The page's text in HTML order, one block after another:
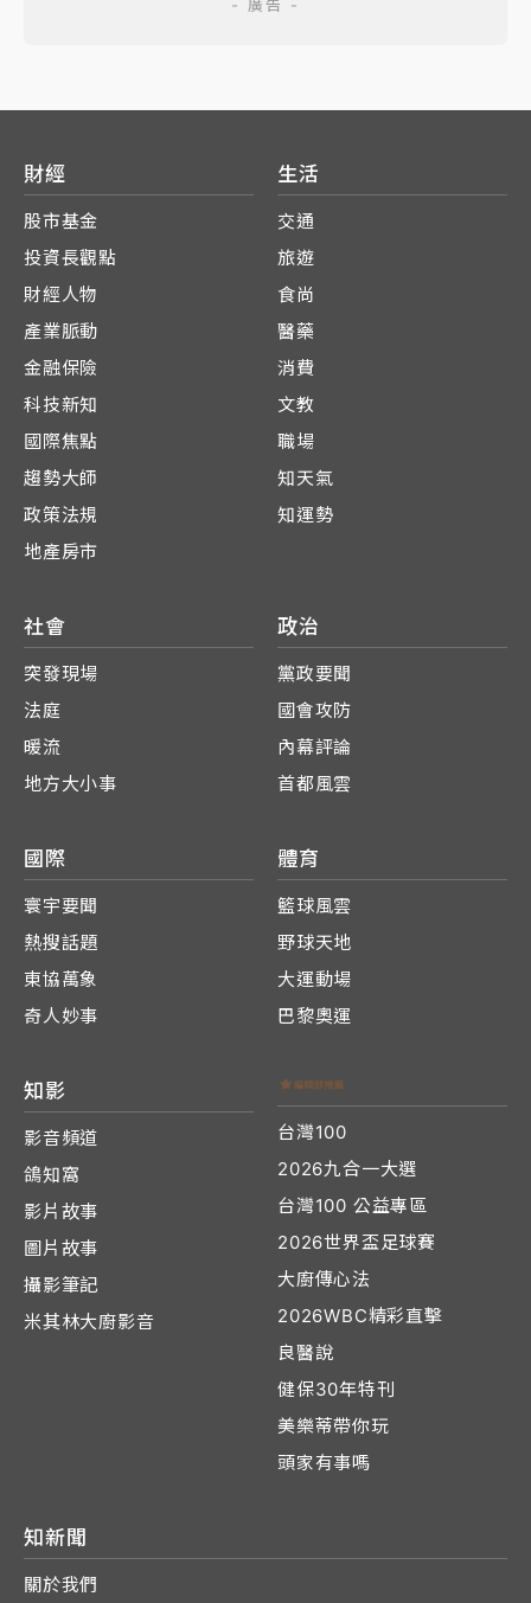
財經
股市基金
投資長觀點
財經人物
產業脈動
金融保險
科技新知
國際焦點
趨勢大師
政策法規
地產房市
生活
交通
旅遊
食尚
醫藥
消費
文教
職場
知天氣
知運勢
社會
突發現場
法庭
暖流
地方大小事
政治
黨政要聞
國會攻防
內幕評論
首都風雲
國際
寰宇要聞
熱搜話題
東協萬象
奇人妙事
體育
籃球風雲
野球天地
大運動場
巴黎奧運
知影
影音頻道
鴿知窩
影片故事
圖片故事
攝影筆記
米其林大廚影音
台灣100
2026九合一大選
台灣100 公益專區
2026世界盃足球賽
大廚傳心法
2026WBC精彩直擊
良醫說
健保30年特刊
美樂蒂帶你玩
頭家有事嗎
知新聞
關於我們